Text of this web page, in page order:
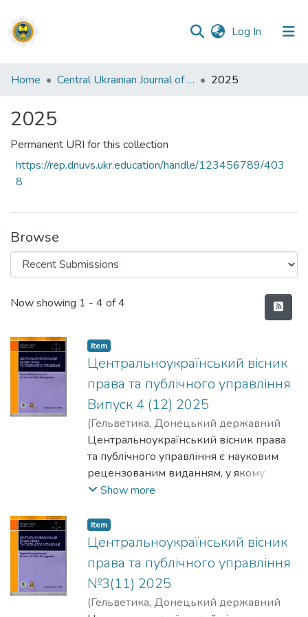
Log In (current)
Communities
Collections
All of DSpace
Statistics
Home Central Ukrainian Journal of Lawand Public Management. Центральноукраїнський вісник права та публічного управління 2025
2025
Permanent URI for this collection
https://rep.dnuvs.ukr.education/handle/123456789/403
8
Browse
Recent Submissions
Now showing 1 - 4 of 4
Item
Центральноукраїнський вісник
права та публічного управління
Випуск 4 (12) 2025
(Гельветика, Донецький державний
університет внутрішніх справ,2025)
Колектив авторів;The team of authors
Центральноукраїнський вісник права
та публічного управління є науковим
рецензованим виданням, у якому
публікуються оригінальні статті, що
практичних, навчально-методичних
досліджень у сфері юридичної науки та
практики, публічного управління та
адміністрування.
The Central Ukrainian Journal of Law and
Public Administration is a scientific, peer-
Show more
Item
Центральноукраїнський вісник
права та публічного управління
№3(11) 2025
(Гельветика, Донецький державний